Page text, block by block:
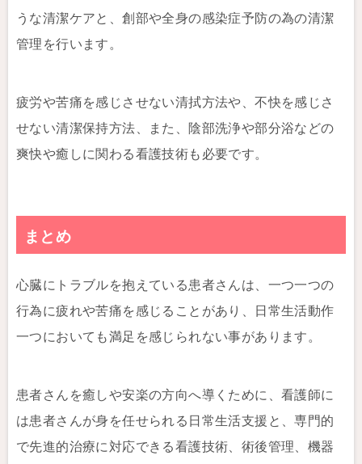
うな清潔ケアと、創部や全身の感染症予防の為の清潔
管理を行います。
疲労や苦痛を感じさせない清拭方法や、不快を感じさ
せない清潔保持方法、また、陰部洗浄や部分浴などの
爽快や癒しに関わる看護技術も必要です。
まとめ
心臓にトラブルを抱えている患者さんは、一つ一つの
行為に疲れや苦痛を感じることがあり、日常生活動作
一つにおいても満足を感じられない事があります。
患者さんを癒しや安楽の方向へ導くために、看護師に
は患者さんが身を任せられる日常生活支援と、専門的
で先進的治療に対応できる看護技術、術後管理、機器